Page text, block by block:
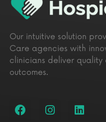
Our intuitive solution
Care agencies with
clinicians deliver
outcomes.